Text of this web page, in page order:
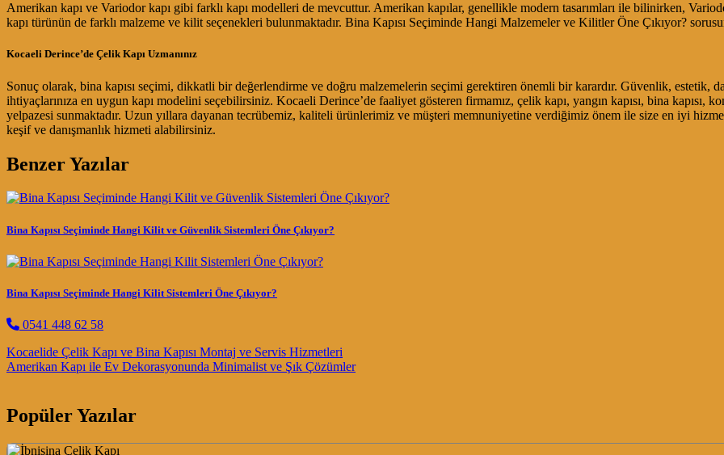
Amerikan kapı ve Variodor kapı gibi farklı kapı modelleri de mevcuttur. Amerikan kapılar, genellikle modern tasarımları ile bilinirken,
kapı türünün de farklı malzeme ve kilit seçenekleri bulunmaktadır. Bina Kapısı Seçiminde Hangi Malzemeler ve Kilitler Öne Çıkıyor?
Kocaeli Derince’de Çelik Kapı Uzmanınız
Sonuç olarak, bina kapısı seçimi, dikkatli bir değerlendirme ve doğru malzemelerin seçimi gerektiren önemli bir karardır. Güvenlik, estetik,
ihtiyaçlarınıza en uygun kapı modelini seçebilirsiniz. Kocaeli Derince’de faaliyet gösteren firmamız, çelik kapı, yangın kapısı, bina kapısı,
yelpazesi sunmaktadır. Uzun yıllara dayanan tecrübemiz, kaliteli ürünlerimiz ve müşteri memnuniyetine verdiğimiz önem ile size en iyi
keşif ve danışmanlık hizmeti alabilirsiniz.
Benzer Yazılar
Bina Kapısı Seçiminde Hangi Kilit ve Güvenlik Sistemleri Öne Çıkıyor?
Bina Kapısı Seçiminde Hangi Kilit Sistemleri Öne Çıkıyor?
0541 448 62 58
Post navigation
Kocaelide Çelik Kapı ve Bina Kapısı Montaj ve Servis Hizmetleri
Amerikan Kapı ile Ev Dekorasyonunda Minimalist ve Şık Çözümler
Popüler Yazılar